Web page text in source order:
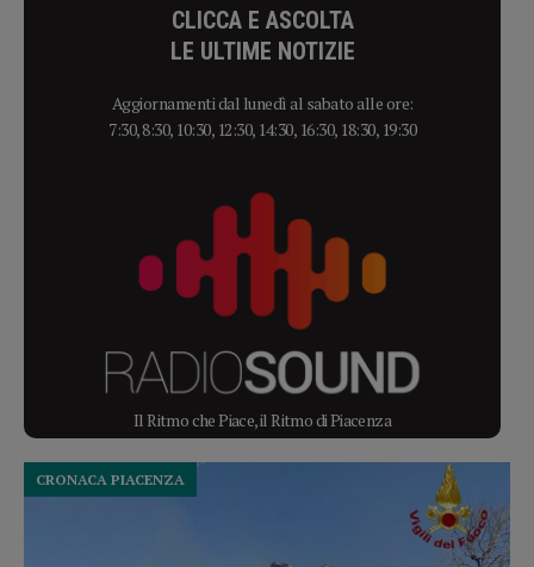
CLICCA E ASCOLTA
LE ULTIME NOTIZIE
Aggiornamenti dal lunedì al sabato alle ore:
7:30, 8:30, 10:30, 12:30, 14:30, 16:30, 18:30, 19:30
Il Ritmo che Piace, il Ritmo di Piacenza
CRONACA PIACENZA